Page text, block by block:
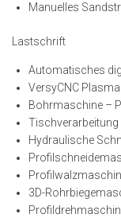
Manuelles
Lastschrift
Automatisches
VersyCNC
Bohrmaschine –
Tischverarbeitung
Hydraulische
3D-